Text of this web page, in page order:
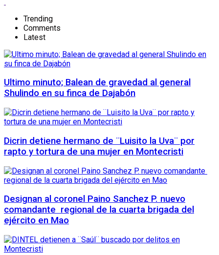
Trending
Comments
Latest
Ultimo minuto; Balean de gravedad al general
Shulindo en su finca de Dajabón
Dicrin detiene hermano de ¨Luisito la Uva¨ por
rapto y tortura de una mujer en Montecristi
Designan al coronel Paino Sanchez P. nuevo
comandante regional de la cuarta brigada del
ejército en Mao